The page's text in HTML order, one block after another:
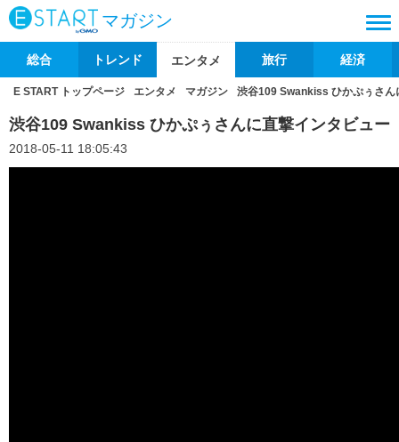
マガジン
総合 トレンド エンタメ 旅行 経済
E START トップページ エンタメ マガジン 渋谷109 Swankiss ひかぷぅさん
渋谷109 Swankiss ひかぷぅさんに直撃インタビュー
2018-05-11 18:05:43